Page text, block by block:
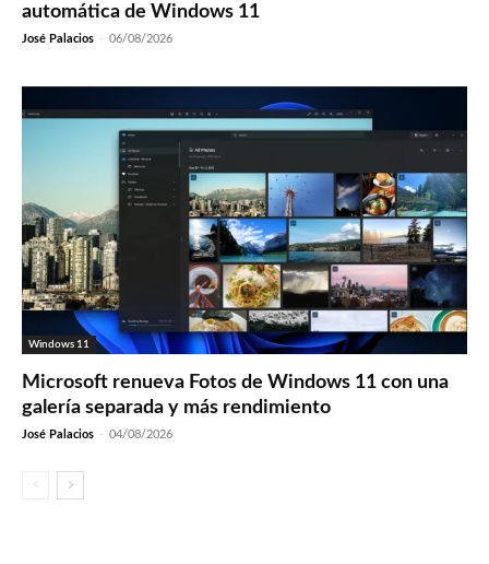
automática de Windows 11
José Palacios - 06/08/2026
Windows 11
Microsoft renueva Fotos de Windows 11 con una
galería separada y más rendimiento
José Palacios - 04/08/2026